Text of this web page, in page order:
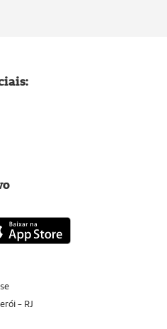
- RJ